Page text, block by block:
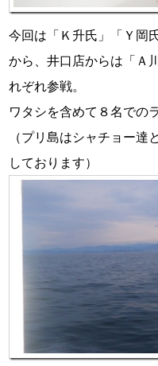
今回は「Ｋ升氏」「Ｙ岡
から、井口店からは「Ａ
れぞれ参戦。
ワタシを含めて８名での
（プリ島はシャチョー
しております）